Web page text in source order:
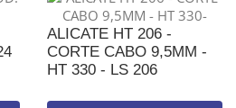
ALICATE HT 206 -
CORTE CABO 9,5MM -
HT 330 - LS 206